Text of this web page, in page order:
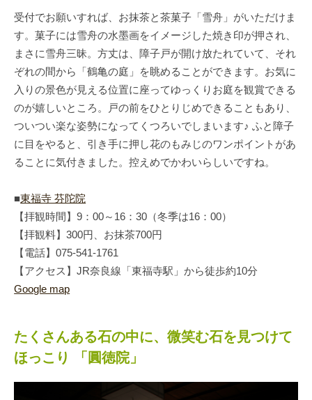
受付でお願いすれば、お抹茶と茶菓子「雪舟」がいただけま
す。菓子には雪舟の水墨画をイメージした焼き印が押され、
まさに雪舟三昧。方丈は、障子戸が開け放たれていて、それ
ぞれの間から「鶴亀の庭」を眺めることができます。お気に
入りの景色が見える位置に座ってゆっくりお庭を観賞できる
のが嬉しいところ。戸の前をひとりじめできることもあり、
ついつい楽な姿勢になってくつろいでしまいます♪ ふと障子
に目をやると、引き手に押し花のもみじのワンポイントがあ
ることに気付きました。控えめでかわいらしいですね。
■東福寺 芬陀院
【拝観時間】9：00～16：30（冬季は16：00）
【拝観料】300円、お抹茶700円
【電話】075-541-1761
【アクセス】JR奈良線「東福寺駅」から徒歩約10分
Google map
たくさんある石の中に、微笑む石を見つけて
ほっこり 「圓徳院」